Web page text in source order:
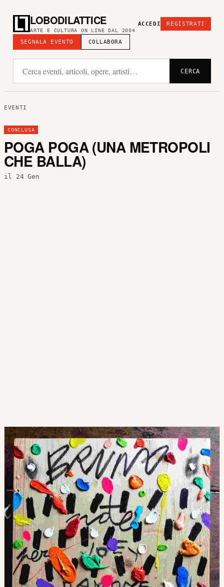
LOBODILATTICE
ARTE E CULTURA ON LINE DAL 2004
SEGNALA EVENTO COLLABORA
ACCEDI REGISTRATI
CERCA
EVENTI
CONCLUSA
POGA POGA (UNA METROPOLI
CHE BALLA)
il 24 Gen